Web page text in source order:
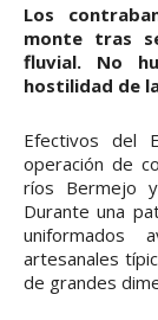
Los
monte tras
fluvial. No
hostilidad de
Efectivos del
operación de
ríos Bermejo
Durante una
uniformados
artesanales
de grandes